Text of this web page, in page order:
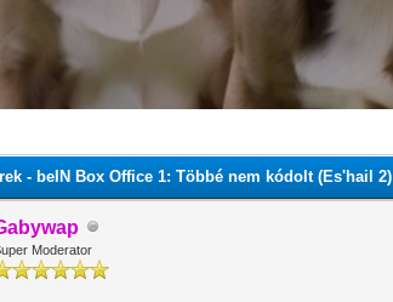
- beIN Box Office 1: Többé nem kódolt (Es'hail 2)
Moderator